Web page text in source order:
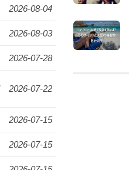
2026-08-04
2026-08-03
2026-07-28
2026-07-22
2026-07-15
2026-07-15